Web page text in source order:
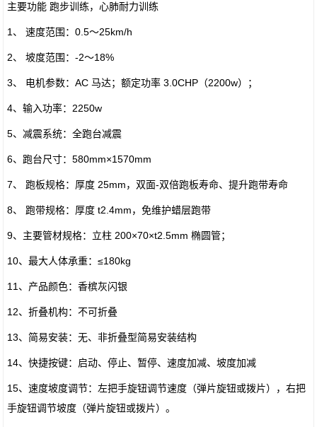
主要功能 跑步训练，心肺耐力训练
1、 速度范围：0.5～25km/h
2、 坡度范围：-2～18%
3、 电机参数：AC 马达；额定功率 3.0CHP（2200w）；
4、输入功率：2250w
5、减震系统：全跑台减震
6、跑台尺寸：580mm×1570mm
7、 跑板规格：厚度 25mm，双面-双倍跑板寿命、提升跑带寿命
8、 跑带规格：厚度 t2.4mm，免维护蜡层跑带
9、主要管材规格：立柱 200×70×t2.5mm 椭圆管；
10、最大人体承重：≤180kg
11、产品颜色：香槟灰闪银
12、折叠机构：不可折叠
13、简易安装：无、非折叠型简易安装结构
14、快捷按键：启动、停止、暂停、速度加减、坡度加减
15、速度坡度调节：左把手旋钮调节速度（弹片旋钮或拨片），右把
手旋钮调节坡度（弹片旋钮或拨片）。